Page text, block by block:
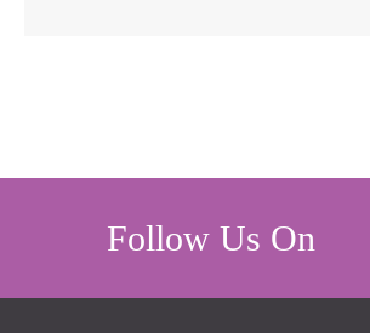
Follow Us On